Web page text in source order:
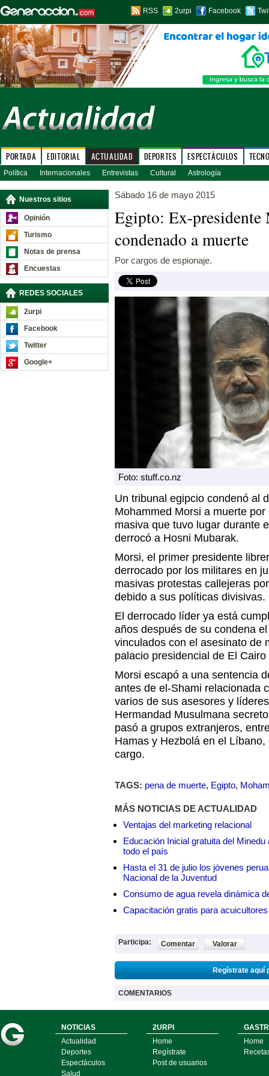
RSS 2urpi Facebook
PORTADA EDITORIAL ACTUALIDAD DEPORTES ESPECTÁCULOS
Política Internacionales Entrevistas Cultural Astrología
Nuestros sitios
Opinión
Turismo
Notas de prensa
Encuestas
REDES SOCIALES
2urpi
Facebook
Twitter
Google+
Sábado 16 de mayo 2015
Egipto: Ex-presidente
condenado a muerte
Por cargos de espionaje.
Foto: stuff.co.nz
Un tribunal egipcio condenó al
Mohammed Morsi a muerte
masiva que tuvo lugar durante
derrocó a Hosni Mubarak.
Morsi, el primer presidente
derrocado por los militares en
masivas protestas callejeras
debido a sus políticas divisivas.
El derrocado líder ya está
años después de su condena
vinculados con el asesinato de
palacio presidencial de El
Morsi escapó a una sentencia
antes de el-Shami relacionada
varios de sus asesores y
Hermandad Musulmana
pasó a grupos extranjeros,
Hamas y Hezbolá en el
cargo.
TAGS: pena de muerte, Egipto,
MÁS NOTICIAS DE ACTUALIDAD
Ventajas del marketing relacional
Educación Inicial gratuita del
todo el país
Hasta el 31 de julio los jóvenes
Nacional de la Juventud
Consumo de agua revela dinámica
Capacitación gratis para
Participa: Comentar Valorar
Regístrate aquí
COMENTARIOS
NOTICIAS
Actualidad
Deportes
Espectáculos
Salud
2URPI
Home
Regístrate
Post de usuarios
Home